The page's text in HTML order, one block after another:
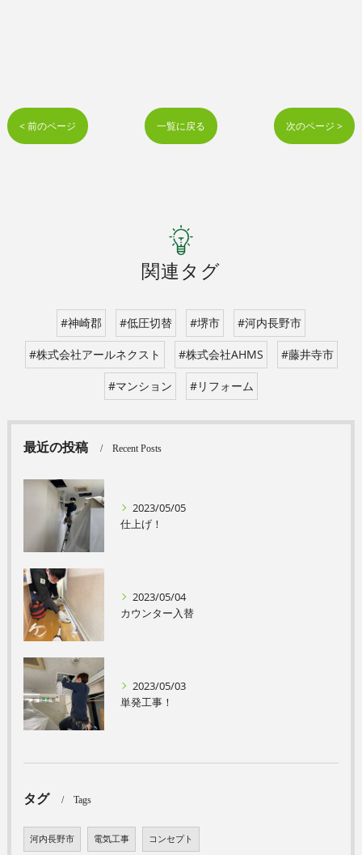
< 前のページ 一覧に戻る 次のページ >
関連タグ
#神崎郡 #低圧切替 #堺市 #河内長野市
#株式会社アールネクスト #株式会社AHMS #藤井寺市
#マンション #リフォーム
最近の投稿 Recent Posts
2023/05/05
仕上げ！
2023/05/04
カウンター入替
2023/05/03
単発工事！
タグ Tags
河内長野市 電気工事 コンセプト